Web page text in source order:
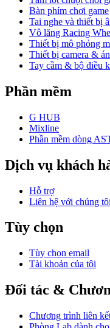
Bàn phím chơi game
Tai nghe và thiết bị
Vô lăng Racing
Thiết bị mô phỏng
Thiết bị camera &
Tay cầm & bộ điều
Phần mềm
G HUB
Mixline
Phần mềm dòng
Dịch vụ khách
Hỗ trợ
Liên hệ với chúng tôi
Tùy chọn
Tùy chọn email
Tài khoản của tôi
Đối tác &
Chương trình liên